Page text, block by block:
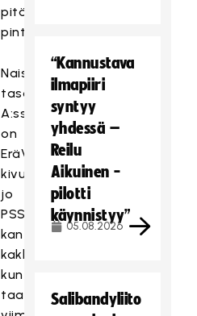
pitää
pintansa?
Naisten
tasolohko
A:ssa
on
EräViikingit
kivunnut
jo
PSS:n
kantaan
kakkospaikalle,
kun
taas
“Kannustava
ilmapiiri
syntyy
yhdessä –
Reilu
Aikuinen -
pilotti
käynnistyy”
05.08.2026
Salibandyliito